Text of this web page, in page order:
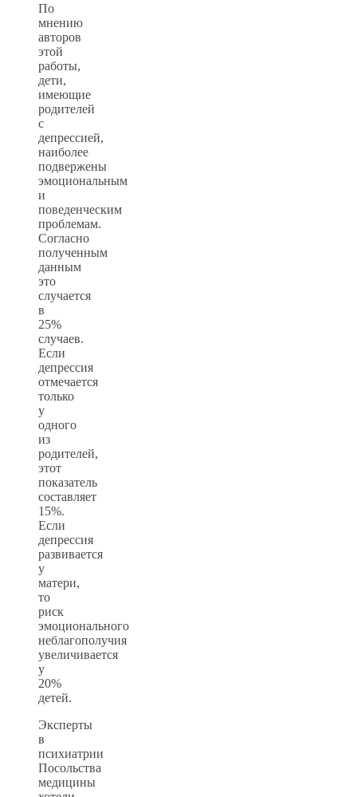
По
мнению
авторов
этой
работы,
дети,
имеющие
родителей
с
депрессией,
наиболее
подвержены
эмоциональным
и
поведенческим
проблемам.
Согласно
полученным
данным
это
случается
в
25%
случаев.
Если
депрессия
отмечается
только
у
одного
из
родителей,
этот
показатель
составляет
15%.
Если
депрессия
развивается
у
матери,
то
риск
эмоционального
неблагополучия
увеличивается
у
20%
детей.
Эксперты
в
психиатрии
Посольства
медицины